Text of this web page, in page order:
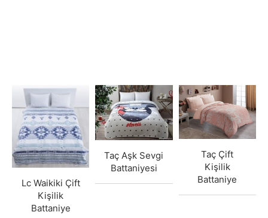
Lc Waikiki Çift
Kişilik
Battaniye
Taç Aşk Sevgi
Battaniyesi
Taç Çift
Kişilik
Battaniye